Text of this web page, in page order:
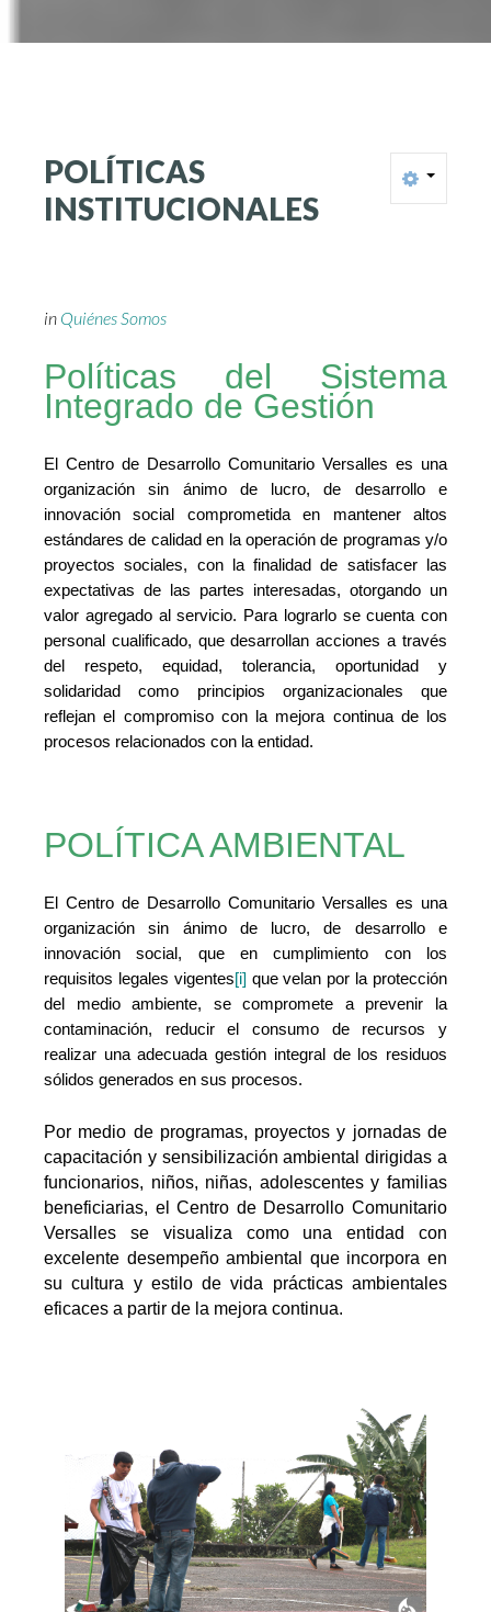
POLÍTICAS
INSTITUCIONALES
in Quiénes Somos
Políticas del Sistema
Integrado de Gestión
El Centro de Desarrollo Comunitario Versalles es una
organización sin ánimo de lucro, de desarrollo e
innovación social comprometida en mantener altos
estándares de calidad en la operación de programas y/o
proyectos sociales, con la finalidad de satisfacer las
expectativas de las partes interesadas, otorgando un
valor agregado al servicio. Para lograrlo se cuenta con
personal cualificado, que desarrollan acciones a través
del respeto, equidad, tolerancia, oportunidad y
solidaridad como principios organizacionales que
reflejan el compromiso con la mejora continua de los
procesos relacionados con la entidad.
POLÍTICA AMBIENTAL
El Centro de Desarrollo Comunitario Versalles es una
organización sin ánimo de lucro, de desarrollo e
innovación social, que en cumplimiento con los
requisitos legales vigentes[i]que velan por la protección
del medio ambiente, se compromete a prevenir la
contaminación, reducir el consumo de recursos y
realizar una adecuada gestión integral de los residuos
sólidos generados en sus procesos.
Por medio de programas, proyectos y jornadas de
capacitación y sensibilización ambiental dirigidas a
funcionarios, niños, niñas, adolescentes y familias
beneficiarias, el Centro de Desarrollo Comunitario
Versalles se visualiza como una entidad con
excelente desempeño ambiental que incorpora en
su cultura y estilo de vida prácticas ambientales
eficaces a partir de la mejora continua.